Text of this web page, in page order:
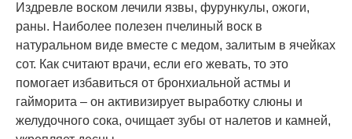
Издревле воском лечили язвы, фурункулы, ожоги,
раны. Наиболее полезен пчелиный воск в
натуральном виде вместе с медом, залитым в ячейках
сот. Как считают врачи, если его жевать, то это
помогает избавиться от бронхиальной астмы и
гайморита – он активизирует выработку слюны и
желудочного сока, очищает зубы от налетов и камней,